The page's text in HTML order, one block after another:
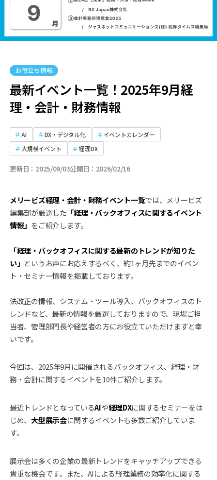
お役立ち情報
最新イベント一覧！2025年9月経
理・会計・財務情報
AI DX・デジタル化
イベントカレンダー
大規模イベント
経理DX
更新日 2025/09/03公開日 2026/02/16
メリービズ経理・会計・財務イベント一覧では、メリービズ
編集部が厳選した 「経理・バックオフィスに関するイベント
情報」 をご紹介します。
「経理・バックオフィスに関する最新のトレンドが知りた
い」 というお声にお応えするべく、約1ヶ月先までのイベン
ト・セミナー情報を掲載しております。
法改正の情報、システム・ツール導入、バックオフィスのト
レンドなど、最新の情報を厳選しておりますので、現場ご担
当者、管理部門長や経営者の方にお役立ていただけますと幸
いです。
今回は、2025年9月に開催されるバックオフィス、経理・財
務・会計に関するイベントを10件ご紹介します。
最近トレンドとなっているAIや経理DXに関するセミナーをは
じめ、大型展示会に関するイベントも多数ご紹介していま
す。
展示会は多くの企業の最新トレンドをキャッチアップできる
貴重な機会です。また、AIによる経理業務の効率化に関する